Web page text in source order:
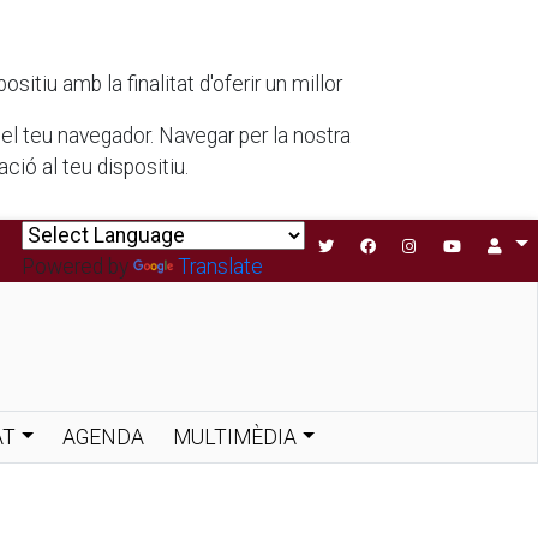
amb la finalitat d'oferir un millor
navegador. Navegar per la nostra
al teu dispositiu.
Powered by Translate
AGENDA MULTIMÈDIA